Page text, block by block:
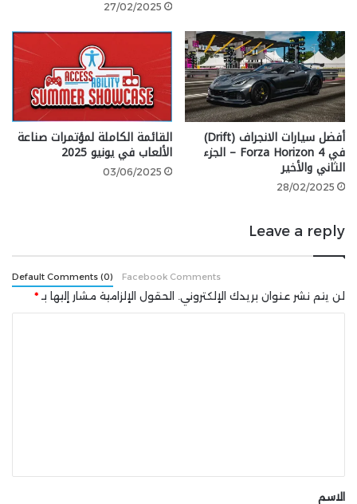
شارك هذه الصفحة عبر
27/02/2025
أفضل سيارات الانجراف (Drift)
في Forza Horizon 4 – الجزء
الثاني والأخير
28/02/2025
القائمة الكاملة لمؤتمرات صناعة
الألعاب في يونيو 2025
03/06/2025
Leave a reply
Default Comments (0) Facebook Comments
لن يتم نشر عنوان بريدك الإلكتروني. الحقول الإلزامية مشار إليها بـ *
*الاسم